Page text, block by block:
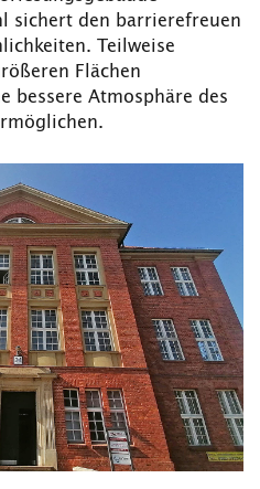
sichert den barrierefreuen
Teilweise
Flächen
bessere Atmosphäre des